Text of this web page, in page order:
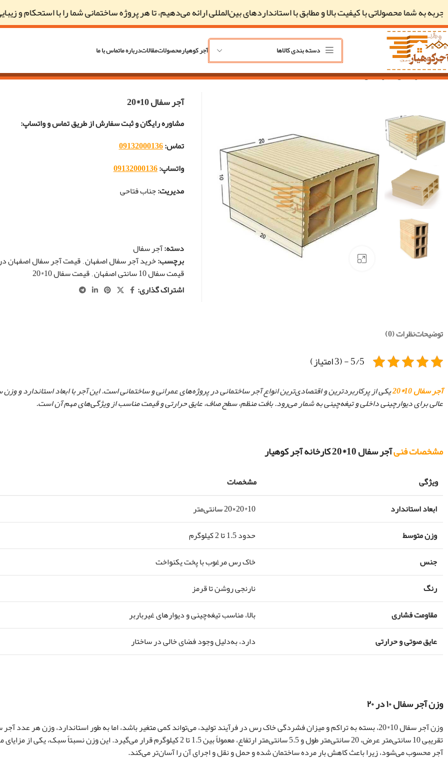
محصولاتی با کیفیت بالا و مطابق با استانداردهای بین‌المللی ارائه می‌دهیم، تا هر پروژه ساختمانی شما را با استحکام و زیبایی
دسته بندی کالاها آجر کوهیارمحصولاتمقالاتدرباره ماتماس با ما
خانه آجر سفال آجر سفال 10*20
آجر سفال 10*20
مشاوره رایگان و ثبت سفارش از طریق تماس و واتساپ:
تماس:09132000136
واتساپ:09132000136
مدیریت:جناب فتاحی
دسته:آجر سفال
برچسب:خرید آجر سفال اصفهان,قیمت آجر سفال اصفهان
قیمت سفال 10 سانتی اصفهان ,قیمت سفال 10*20
اشتراک گذاری:
توضیحاتنظرات (0)
5/5 - (3 امتیاز)
آجر سفال 10*20 یکی از پرکاربردترین و اقتصادی‌ترین انواع آجر ساختمانی در پروژه‌های عمرانی و ساختمانی است. این آجر با ابعاد استاندارد و
عالی برای دیوارچینی داخلی و تیغه‌چینی به شمار می‌رود. بافت منظم، سطح صاف، عایق حرارتی و قیمت مناسب از ویژگی‌های مهم آن است.
مشخصات فنیآجر سفال 10*20 کارخانه آجر کوهیار
ویژگی
مشخصات
ابعاد استاندارد
10*20×20 سانتی‌متر
وزن متوسط
حدود 1.5 تا 2 کیلوگرم
جنس
خاک رس مرغوب با پخت یکنواخت
رنگ
نارنجی روشن تا قرمز
مقاومت فشاری
بالا، مناسب تیغه‌چینی و دیوارهای غیرباربر
عایق صوتی و حرارتی
دارد، به‌دلیل وجود فضای خالی در ساختار
وزن آجر سفال ۱۰ در ۲۰
وزن آجر سفال 10*20، بسته به تراکم و میزان فشردگی خاک رس در فرآیند تولید، می‌تواند کمی متغیر باشد، اما به طور استاندارد، وزن هر عدد
تقریبی 10 سانتی‌متر عرض، 20 سانتی‌متر طول و 5.5 سانتی‌متر ارتفاع، معمولاً بین 1.5 تا 2 کیلوگرم قرار می‌گیرد. این وزن نسبتاً سبک،
آجر محسوب می‌شود، زیرا باعث کاهش بار مرده ساختمان شده و حمل و نقل و اجرای آن را آسان‌تر می‌کند.